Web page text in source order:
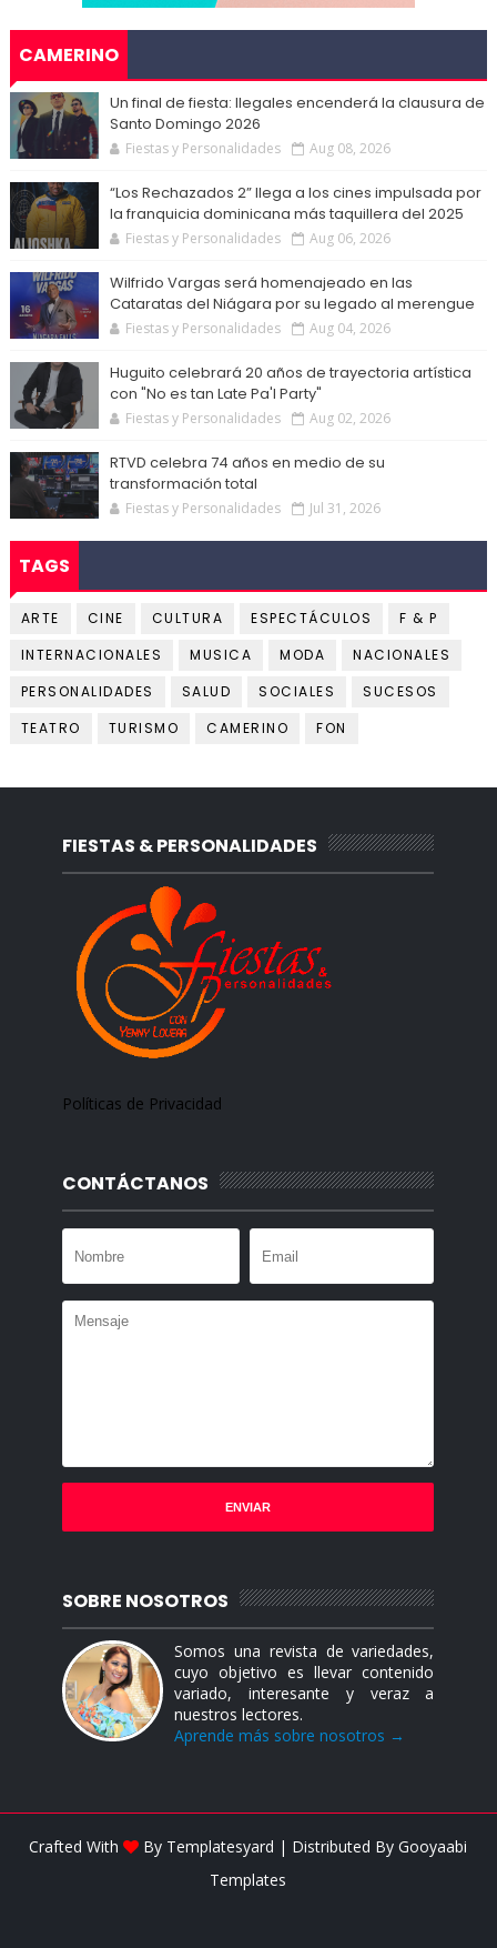
CAMERINO
Un final de fiesta: Ilegales encenderá la clausura de
Santo Domingo 2026
Fiestas y Personalidades Aug 08, 2026
“Los Rechazados 2” llega a los cines impulsada por
la franquicia dominicana más taquillera del 2025
Fiestas y Personalidades Aug 06, 2026
Wilfrido Vargas será homenajeado en las
Cataratas del Niágara por su legado al merengue
Fiestas y Personalidades Aug 04, 2026
Huguito celebrará 20 años de trayectoria artística
con "No es tan Late Pa'l Party"
Fiestas y Personalidades Aug 02, 2026
RTVD celebra 74 años en medio de su
transformación total
Fiestas y Personalidades Jul 31, 2026
TAGS
ARTE CINE CULTURA ESPECTÁCULOS
F & P
INTERNACIONALES
MUSICA MODA
NACIONALES
PERSONALIDADES
SALUD SOCIALES
SUCESOS
TEATRO
TURISMO CAMERINO FON
FIESTAS & PERSONALIDADES
Políticas de Privacidad
CONTÁCTANOS
SOBRE NOSOTROS
Somos una revista de variedades,
cuyo objetivo es llevar contenido
variado, interesante y veraz a
nuestros lectores.
Aprende más sobre nosotros →
Crafted With By Templatesyard | Distributed ByGooyaabi
Templates